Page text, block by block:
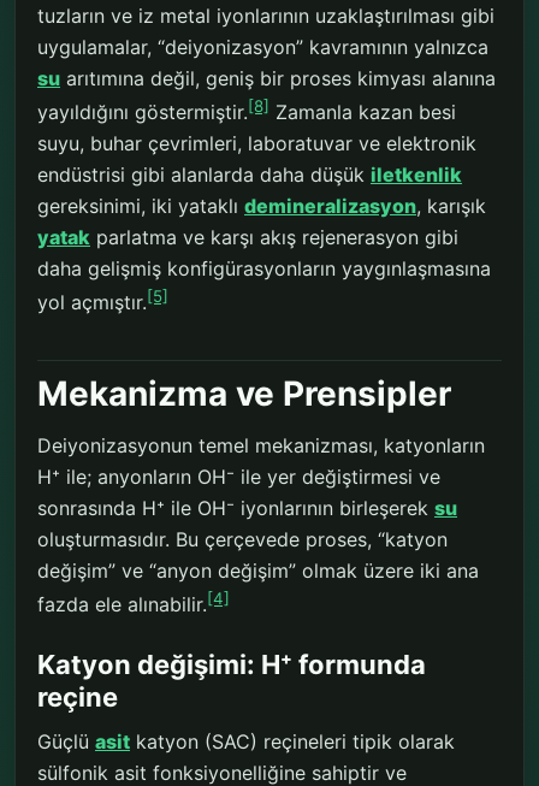
tuzların ve iz metal iyonlarının uzaklaştırılması gibi
uygulamalar, “deiyonizasyon” kavramının yalnızca
su arıtımına değil, geniş bir proses kimyası alanına
yayıldığını göstermiştir.[8] Zamanla kazan besi
suyu, buhar çevrimleri, laboratuvar ve elektronik
endüstrisi gibi alanlarda daha düşük iletkenlik
gereksinimi, iki yataklı demineralizasyon, karışık
yatak parlatma ve karşı akış rejenerasyon gibi
daha gelişmiş konfigürasyonların yaygınlaşmasına
yol açmıştır.[5]
Mekanizma ve Prensipler
Deiyonizasyonun temel mekanizması, katyonların
H⁺ ile; anyonların OH⁻ ile yer değiştirmesi ve
sonrasında H⁺ ile OH⁻ iyonlarının birleşerek su
oluşturmasıdır. Bu çerçevede proses, “katyon
değişim” ve “anyon değişim” olmak üzere iki ana
fazda ele alınabilir.[4]
Katyon değişimi: H⁺ formunda
reçine
Güçlü asit katyon (SAC) reçineleri tipik olarak
sülfonik asit fonksiyonelliğine sahiptir ve